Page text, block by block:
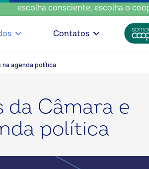
consciente, escolha o coop •
Contatos
agenda política
Câmara e
política